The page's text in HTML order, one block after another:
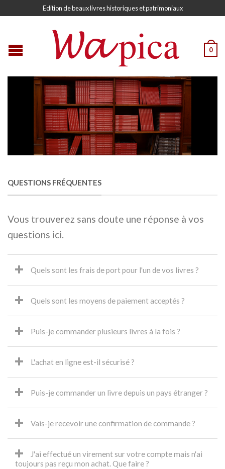
Edition de beaux livres historiques et patrimoniaux
0
QUESTIONS FRÉQUENTES
Vous trouverez sans doute une réponse à vos
questions ici.
Quels sont les frais de port pour l'un de vos livres ?
Quels sont les moyens de paiement acceptés ?
Puis-je commander plusieurs livres à la fois ?
L'achat en ligne est-il sécurisé ?
Puis-je commander un livre depuis un pays étranger ?
Vais-je recevoir une confirmation de commande ?
J'ai effectué un virement sur votre compte mais n'ai
toujours pas reçu mon achat. Que faire ?